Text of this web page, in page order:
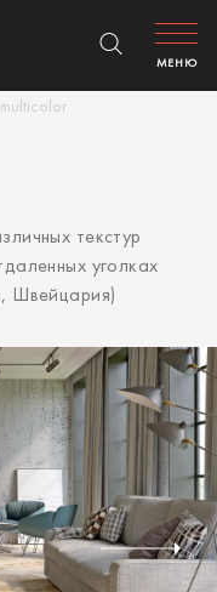
МЕНЮ
текстур
уголках
Швейцария)